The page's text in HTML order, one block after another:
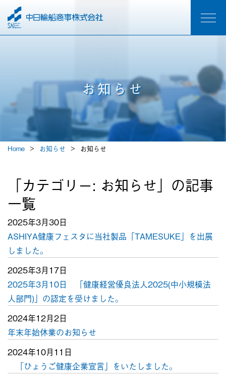
お知らせ
Home お知らせ お知らせ
「カテゴリー: お知らせ 」の記事
一覧
2025年3月30日
ASHIYA健康フェスタに当社製品「TAMESUKE」を出展
しました。
2025年3月17日
2025年3月10日 「健康経営優良法人2025(中小規模法
人部門)」の認定を受けました。
2024年12月2日
年末年始休業のお知らせ
2024年10月11日
「ひょうご健康企業宣言」をいたしました。